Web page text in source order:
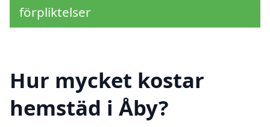
förpliktelser
Hur mycket kostar
hemstäd i Åby?